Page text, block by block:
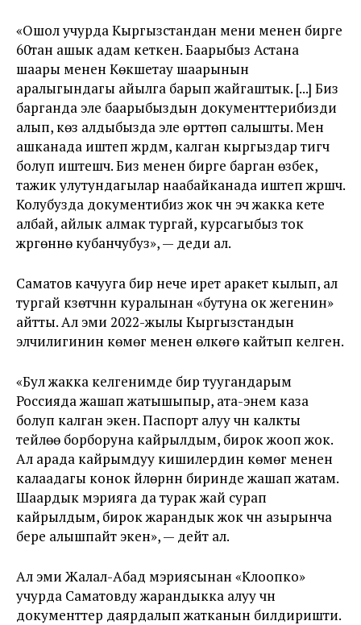
«Ошол учурда Кыргызстандан мени менен бирге
60тан ашык адам кеткен. Баарыбыз Астана
шаары менен Көкшетау шаарынын
аралыгындагы айылга барып жайгаштык. [...] Биз
барганда эле баарыбыздын документтерибизди
алып, көз алдыбызда эле өрттөп салышты. Мен
ашканада иштеп жүрдүм, калган кыргыздар тигүүчү
болуп иштешчү. Биз менен бирге барган өзбек,
тажик улутундагылар наабайканада иштеп жүрүшчү.
Колубузда документибиз жок үчүн эч жакка кете
албай, айлык алмак тургай, курсагыбыз ток
жүргөнүнө кубанчубуз», — деди ал.
Саматов качууга бир нече ирет аракет кылып, ал
тургай күзөтчүнүн куралынан «бутуна ок жегенин»
айтты. Ал эми 2022-жылы Кыргызстандын
элчилигинин көмөгү менен өлкөгө кайтып келген.
«Бул жакка келгенимде бир туугандарым
Россияда жашап жатышыпыр, ата-энем каза
болуп калган экен. Паспорт алуу үчүн калкты
тейлөө борборуна кайрылдым, бирок жооп жок.
Ал арада кайрымдуу кишилердин көмөгү менен
калаадагы конок үйлөрүнүн биринде жашап жатам.
Шаардык мэрияга да турак жай сурап
кайрылдым, бирок жарандык жок үчүн азырынча
бере алышпайт экен», — дейт ал.
Ал эми Жалал-Абад мэриясынан «Клоопко»
учурда Саматовду жарандыкка алуу үчүн
документтер даярдалып жатканын билдиришти.